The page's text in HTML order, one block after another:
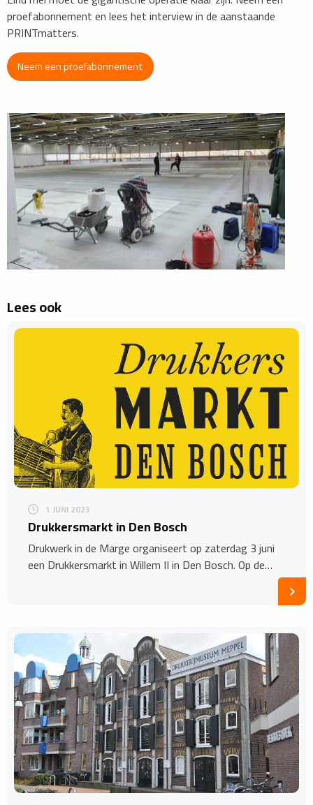
proefabonnement en lees het interview in de aanstaande
PRINTmatters.
Neem een proefabonnement
Lees ook
1 JUNI 2023
Drukkersmarkt in Den Bosch
Drukwerk in de Marge organiseert op zaterdag 3 juni
een Drukkersmarkt in Willem II in Den Bosch. Op de…